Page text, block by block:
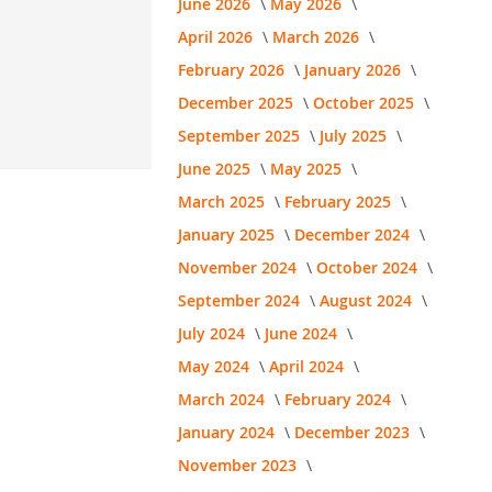
June 2026
May 2026
April 2026
March 2026
February 2026
January 2026
December 2025
October 2025
September 2025
July 2025
June 2025
May 2025
March 2025
February 2025
January 2025
December 2024
November 2024
October 2024
September 2024
August 2024
July 2024
June 2024
May 2024
April 2024
March 2024
February 2024
January 2024
December 2023
November 2023